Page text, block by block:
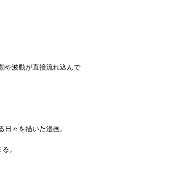
や波動が直接流れ込んで
々を描いた漫画。
。